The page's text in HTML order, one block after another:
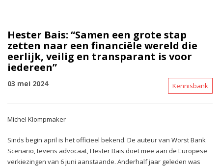
Hester Bais: “Samen een grote stap
zetten naar een financiële wereld die
eerlijk, veilig en transparant is voor
iedereen”
03 mei 2024 Kennisbank
Michel Klompmaker
Sinds begin april is het officieel bekend. De auteur van Worst Bank
Scenario, tevens advocaat, Hester Bais doet mee aan de Europese
verkiezingen van 6 juni aanstaande. Anderhalf jaar geleden was